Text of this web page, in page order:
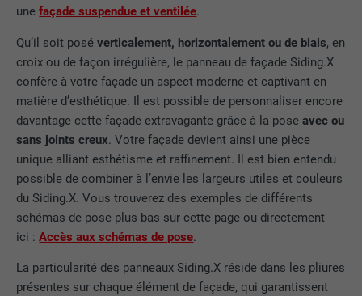
unefaçade suspendue et ventilée.
Qu’il soit poséverticalement, horizontalement ou de biais, en
croix ou de façon irrégulière, le panneau de façade Siding.X
confère à votre façade un aspect moderne et captivant en
matière d’esthétique. Il est possible de personnaliser encore
davantage cette façade extravagante grâce à la poseavec ou
sans joints creux. Votre façade devient ainsi une pièce
unique alliant esthétisme et raffinement. Il est bien entendu
possible de combiner à l’envie les largeurs utiles et couleurs
du Siding.X. Vous trouverez des exemples de différents
schémas de pose plus bas sur cette page ou directement
ici :Accès aux schémas de pose.
La particularité des panneaux Siding.X réside dans les pliures
présentes sur chaque élément de façade, qui garantissent